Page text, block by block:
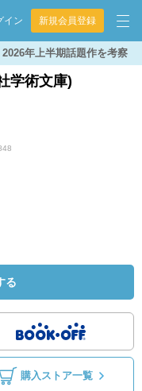
イン 新規会員登録
年上半期話題作を考察
学術文庫)
る
購入ストア一覧